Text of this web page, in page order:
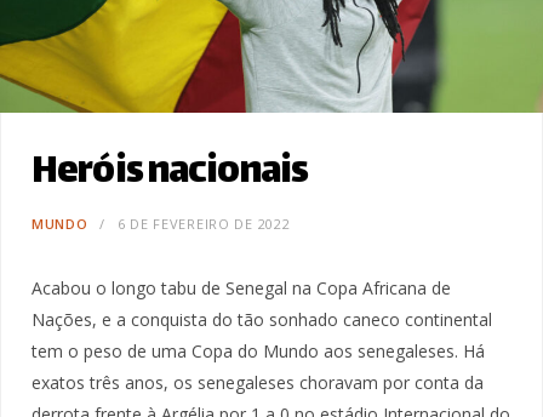
Heróis nacionais
MUNDO 6 DE FEVEREIRO DE 2022
Acabou o longo tabu de Senegal na Copa Africana de
Nações, e a conquista do tão sonhado caneco continental
tem o peso de uma Copa do Mundo aos senegaleses. Há
exatos três anos, os senegaleses choravam por conta da